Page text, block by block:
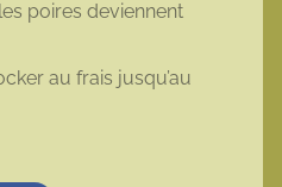
poires deviennent
au frais jusqu’au